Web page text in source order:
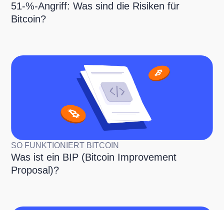
51-%-Angriff: Was sind die Risiken für
Bitcoin?
SO FUNKTIONIERT BITCOIN
Was ist ein BIP (Bitcoin Improvement
Proposal)?